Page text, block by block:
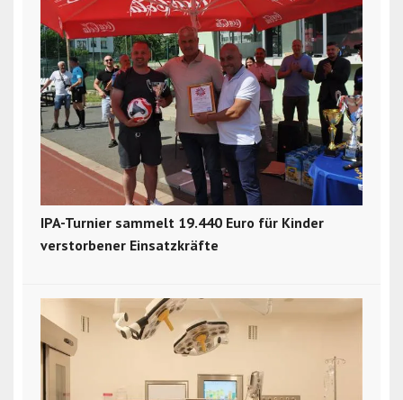
IPA-Turnier sammelt 19.440 Euro für Kinder
verstorbener Einsatzkräfte